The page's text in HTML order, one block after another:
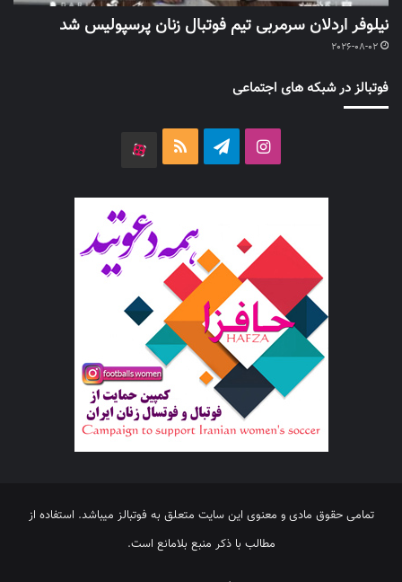
نیلوفر اردلان سرمربی تیم فوتبال زنان پرسپولیس شد
2026-08-02
فوتبالز در شبکه های اجتماعی
اینستاگرامتلگرام خوراک
تمامی حقوق مادی و معنوی این سایت متعلق به فوتبالز میباشد. استفاده از
مطالب با ذکر منبع بلامانع است.